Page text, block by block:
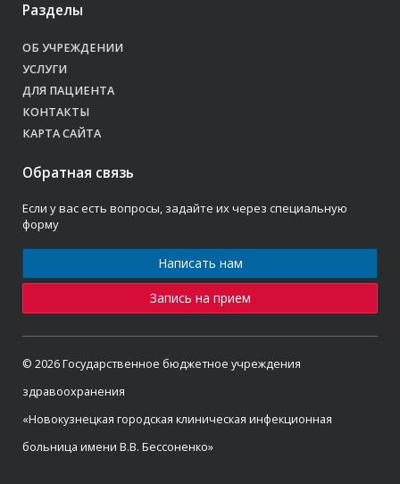
Разделы
ОБ УЧРЕЖДЕНИИ
УСЛУГИ
ДЛЯ ПАЦИЕНТА
КОНТАКТЫ
КАРТА САЙТА
Обратная связь
Если у вас есть вопросы, задайте их через специальную
форму
Написать нам
Запись на прием
© 2026 Государственное бюджетное учреждения
здравоохранения
«Новокузнецкая городская клиническая инфекционная
больница имени В.В. Бессоненко»